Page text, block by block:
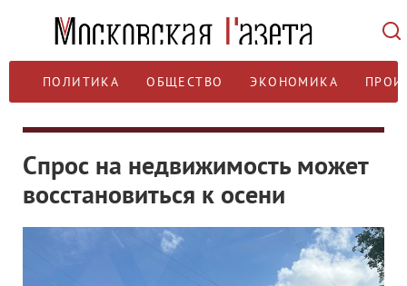
ПОЛИТИКА ОБЩЕСТВО ЭКОНОМИКА
Спрос на недвижимость может
восстановиться к осени